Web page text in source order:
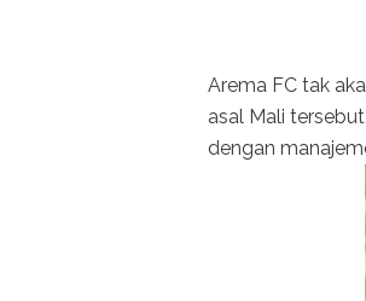
Arema FC tak
asal Mali
dengan